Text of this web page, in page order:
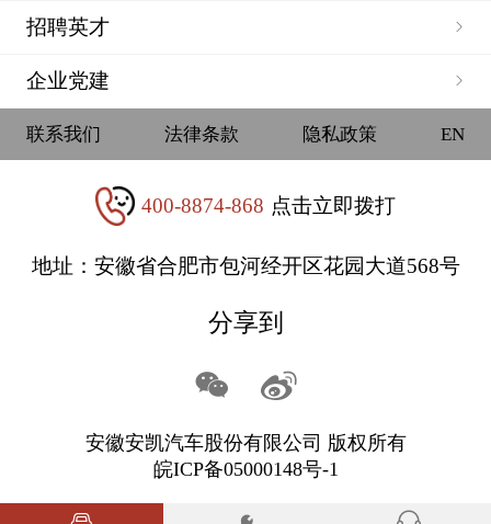
招聘英才
企业党建
联系我们 法律条款 隐私政策 EN
400-8874-868 点击立即拨打
地址：安徽省合肥市包河经开区花园大道568号
分享到
安徽安凯汽车股份有限公司 版权所有
皖ICP备05000148号-1